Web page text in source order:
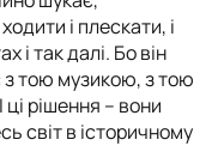
і плескати, і
і так далі. Бо він
з тою музикою, з тою
ці рішення – вони
світ в історичному